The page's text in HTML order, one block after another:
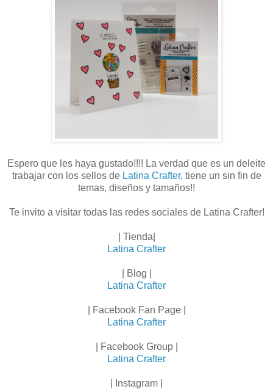
Espero que les haya gustado!!!! La verdad que es un deleite
trabajar con los sellos de Latina Crafter, tiene un sin fin de
temas, diseños y tamaños!!
Te invito a visitar todas las redes sociales de Latina Crafter!
| Tienda|
Latina Crafter
| Blog |
Latina Crafter
| Facebook Fan Page |
Latina Crafter
| Facebook Group |
Latina Crafter
| Instagram |